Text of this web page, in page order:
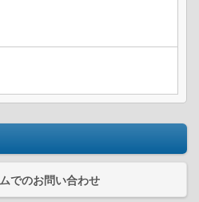
でのお問い合わせ